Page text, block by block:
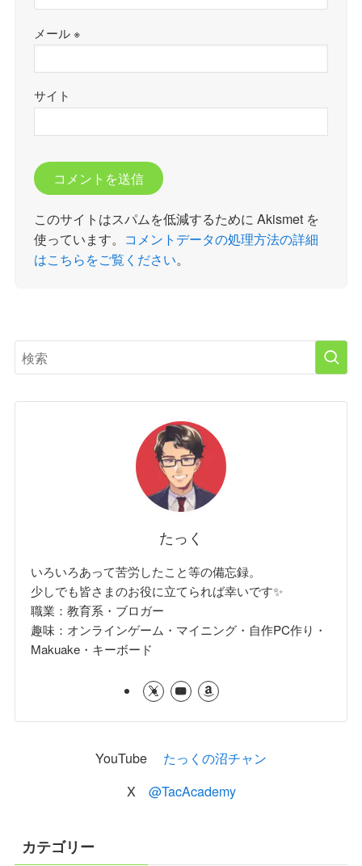
メール※
サイト
このサイトはスパムを低減するために Akismet を
使っています。 コメントデータの処理方法の詳細
はこちらをご覧ください。
たっく
いろいろあって苦労したこと等の備忘録。
少しでも皆さまのお役に立てられば幸いです✨
職業：教育系・ブロガー
趣味：オンラインゲーム・マイニング・自作PC作り・
Makuake・キーボード
YouTube たっくの沼チャン
X @TacAcademy
カテゴリー